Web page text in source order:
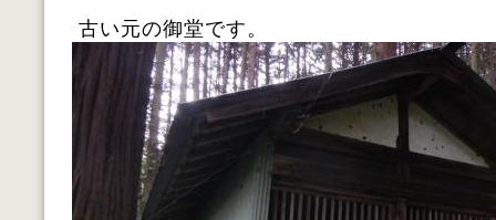
古い元の御堂です。